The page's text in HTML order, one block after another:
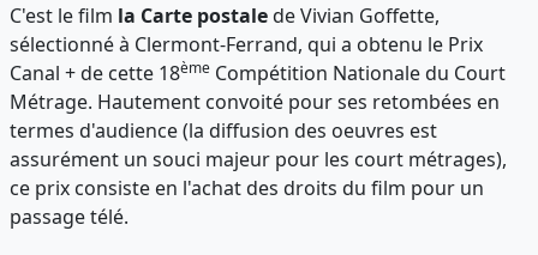
C'est le film la Carte postalede Vivian Goffette,
sélectionné à Clermont-Ferrand, qui a obtenu le Prix
Canal + de cette 18ème Compétition Nationale du Court
Métrage. Hautement convoité pour ses retombées en
termes d'audience (la diffusion des oeuvres est
assurément un souci majeur pour les court métrages),
ce prix consiste en l'achat des droits du film pour un
passage télé.